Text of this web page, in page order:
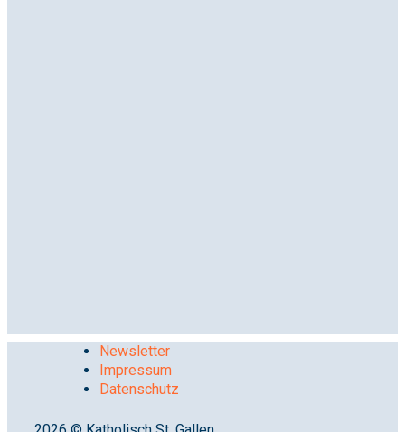
Newsletter
Impressum
Datenschutz